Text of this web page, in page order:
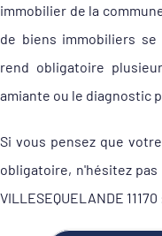
immobilier de la
de biens immobiliers
rend obligatoire
amiante ou le diagnostic
Si vous pensez que
obligatoire, n'hésitez
VILLESEQUELANDE 11170